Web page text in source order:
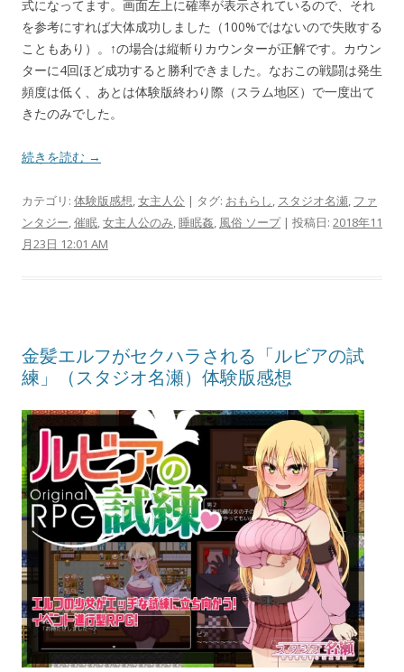
式になってます。画面左上に確率が表示されているので、それ
を参考にすれば大体成功しました（100%ではないので失敗する
こともあり）。↑の場合は縦斬りカウンターが正解です。カウン
ターに4回ほど成功すると勝利できました。なおこの戦闘は発生
頻度は低く、あとは体験版終わり際（スラム地区）で一度出て
きたのみでした。
続きを読む →
カテゴリ: 体験版感想,女主人公 | タグ: おもらし, スタジオ名瀬, ファ
ンタジー,催眠,女主人公のみ,睡眠姦, 風俗 ソープ| 投稿日: 2018年11
月23日 12:01 AM
金髪エルフがセクハラされる「ルビアの試
練」（スタジオ名瀬）体験版感想